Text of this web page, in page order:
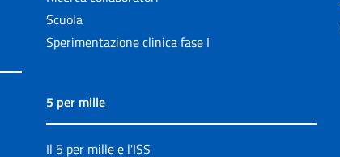
Scuola
Sperimentazione clinica fase I
5 per mille
Il 5 per mille e l'ISS